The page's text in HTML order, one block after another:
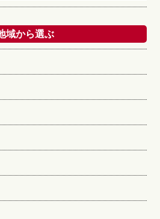
域から選ぶ